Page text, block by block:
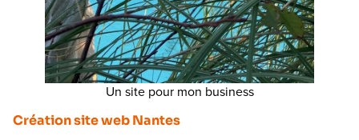
Création site web Nantes
Un site pour mon business